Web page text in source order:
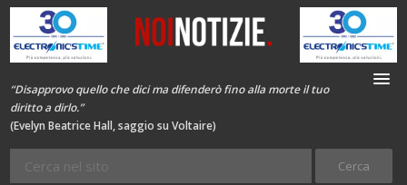
“Disapprovo quello che dici ma difenderò fino alla morte il tuo
diritto a dirlo.”
(Evelyn Beatrice Hall, saggio su Voltaire)